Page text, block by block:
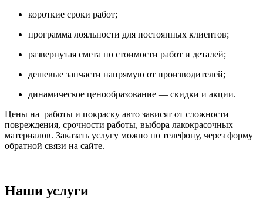
короткие сроки работ;
программа лояльности для постоянных клиентов;
развернутая смета по стоимости работ и деталей;
дешевые запчасти напрямую от производителей;
динамическое ценообразование — скидки и акции.
Цены на работы и покраску авто зависят от сложности
повреждения, срочности работы, выбора лакокрасочных
материалов. Заказать услугу можно по телефону, через форму
обратной связи на сайте.
Наши услуги